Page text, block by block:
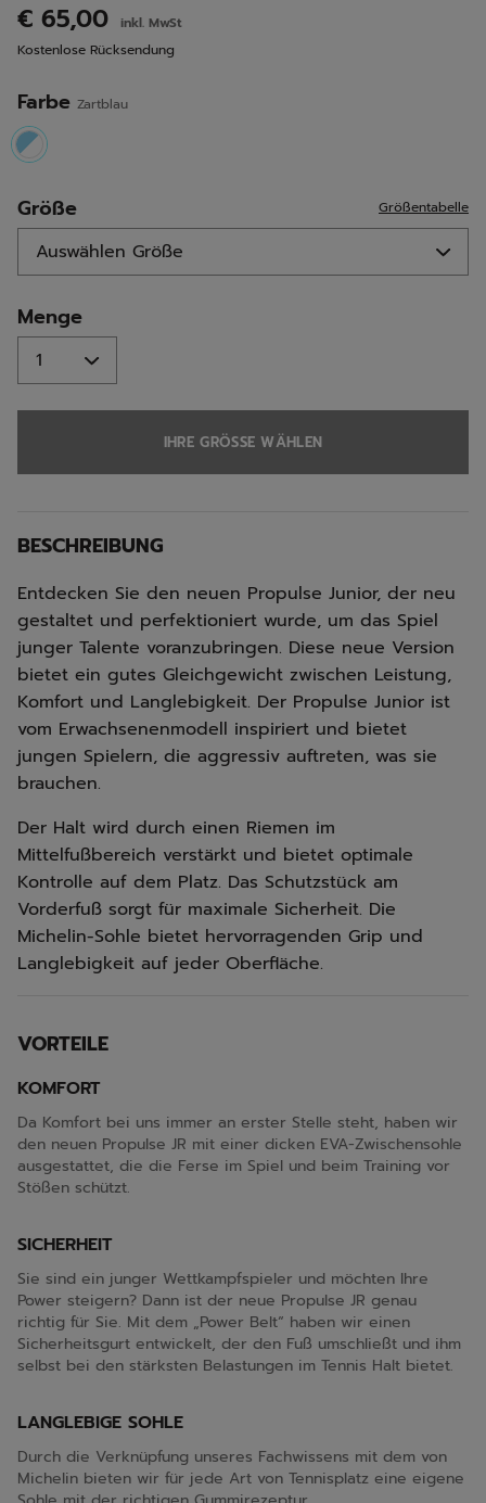
auf
derselben
Seite.
€ 65,00
inkl. MwSt
Kostenlose Rücksendung
Farbe Zartblau
selected
Größe Größentabelle
Menge
IHRE GRÖSSE WÄHLEN
BESCHREIBUNG
Entdecken Sie den neuen Propulse Junior, der neu
gestaltet und perfektioniert wurde, um das Spiel
junger Talente voranzubringen. Diese neue Version
bietet ein gutes Gleichgewicht zwischen Leistung,
Komfort und Langlebigkeit. Der Propulse Junior ist
vom Erwachsenenmodell inspiriert und bietet
jungen Spielern, die aggressiv auftreten, was sie
brauchen.
Der Halt wird durch einen Riemen im
Mittelfußbereich verstärkt und bietet optimale
Kontrolle auf dem Platz. Das Schutzstück am
Vorderfuß sorgt für maximale Sicherheit. Die
Michelin-Sohle bietet hervorragenden Grip und
Langlebigkeit auf jeder Oberfläche.
VORTEILE
KOMFORT
Da Komfort bei uns immer an erster Stelle steht, haben wir
den neuen Propulse JR mit einer dicken EVA-Zwischensohle
ausgestattet, die die Ferse im Spiel und beim Training vor
Stößen schützt.
SICHERHEIT
Sie sind ein junger Wettkampfspieler und möchten Ihre
Power steigern? Dann ist der neue Propulse JR genau
richtig für Sie. Mit dem „Power Belt“ haben wir einen
Sicherheitsgurt entwickelt, der den Fuß umschließt und ihm
selbst bei den stärksten Belastungen im Tennis Halt bietet.
LANGLEBIGE SOHLE
Durch die Verknüpfung unseres Fachwissens mit dem von
Michelin bieten wir für jede Art von Tennisplatz eine eigene